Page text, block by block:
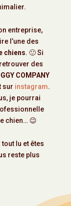
entreprise,
l’une des
chiens. 🙂 Si
des
COMPANY
sur instagram.
je pourrai
chien… 😉
lu et êtes
reste plus